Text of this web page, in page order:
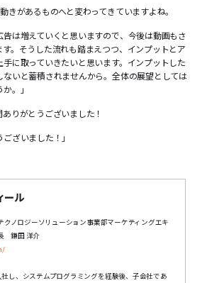
があるものへと変わってきていますよね。
告は増えていくと思いますので、今後は動画もさ
。そうした流れも踏まえつつ、インプットとア
に取っていきたいと思います。インプットした
ないと蓄積されませんから。全体の展望としては
。」
りがとうございました！
ざいました！」
ール
ノロジーソリューション事業部マーケティングエキ
鎌田 洋介
し、システムプログラミングを経験後、子会社であ